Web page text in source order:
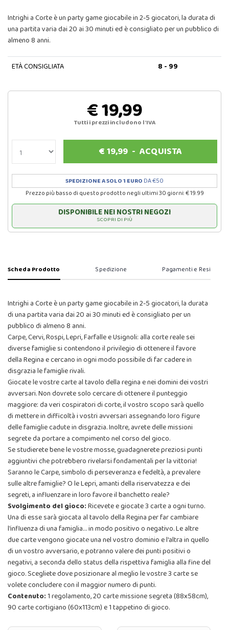
Intrighi a Corte è un party game giocabile in 2-5 giocatori, la durata di
una partita varia dai 20 ai 30 minuti ed è consigliato per un pubblico di
almeno 8 anni.
ETÀ CONSIGLIATA 8 - 99
€ 19,99
Tutti i prezzi includono l'IVA
€19,99- ACQUISTA
SPEDIZIONE A SOLO 1 EURO DA €50
Prezzo più basso di questo prodotto negli ultimi 30 giorni: € 19.99
DISPONIBILE NEI NOSTRI NEGOZI
SCOPRI DI PIÙ
Scheda Prodotto Spedizione Pagamenti e Resi
Intrighi a Corte è un party game giocabile in 2-5 giocatori, la durata
di una partita varia dai 20 ai 30 minuti ed è consigliato per un
pubblico di almeno 8 anni.
Carpe, Cervi, Rospi, Lepri, Farfalle e Usignoli: alla corte reale sei
diverse famiglie si contendono il privilegio di ottenere il favore
della Regina e cercano in ogni modo possibile di far cadere in
disgrazia le famiglie rivali.
Giocate le vostre carte al tavolo della regina e nei domini dei vostri
avversari. Non dovrete solo cercare di ottenere il punteggio
maggiore: da veri cospiratori di corte, il vostro scopo sarà quello
di mettere in difficoltà i vostri avversari assegnando loro figure
delle famiglie cadute in disgrazia. Inoltre, avrete delle missioni
segrete da portare a compimento nel corso del gioco.
Se studierete bene le vostre mosse, guadagnerete preziosi punti
aggiuntivi che potrebbero rivelarsi fondamentali per la vittoria!
Saranno le Carpe, simbolo di perseveranza e fedeltà, a prevalere
sulle altre famiglie? O le Lepri, amanti della riservatezza e dei
segreti, a influenzare in loro favore il banchetto reale?
Svolgimento del gioco:Ricevete e giocate 3 carte a ogni turno.
Una di esse sarà giocata al tavolo della Regina per far cambiare
l’influenza di una famiglia… in modo positivo o negativo. Le altre
due carte vengono giocate una nel vostro dominio e l'altra in quello
di un vostro avversario, e potranno valere dei punti positivi o
negativi, a seconda dello status della rispettiva famiglia alla fine del
gioco. Scegliete dove posizionare al meglio le vostre 3 carte se
volete concludere con il maggior numero di punti.
Contenuto:1 regolamento, 20 carte missione segreta (88x58cm),
90 carte cortigiano (60x113cm) e 1 tappetino di gioco.